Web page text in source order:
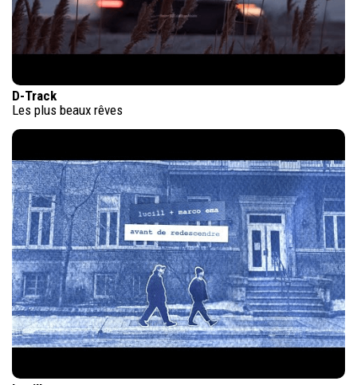
D-Track
Les plus beaux rêves